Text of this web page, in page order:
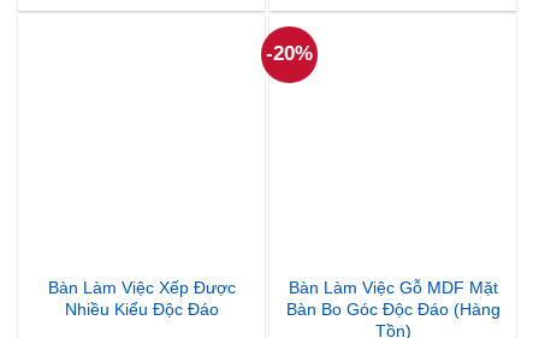
là:
tại
5,080,000₫.
là:
tại
Bàn Làm Việc Xếp Được
Nhiều Kiểu Độc Đáo
-20%
Bàn Làm Việc Gỗ MDF Mặt
Bàn Bo Góc Độc Đáo (Hàng
Tồn)